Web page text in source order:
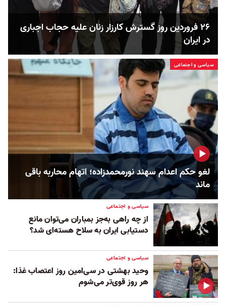
۲۶ فروردین روز گسترش کارزار زنان علیه حجاب اجباری
در ایران
سیاسی و اجتماعی
لغو حکم اعدام سهند نورمحمدزاده؛ اتهام محاربه باقی
ماند
سیاسی و اجتماعی
از چه راهی به‌جز بمباران می‌توان مانع
دستیابی ایران به سلاح هسته‌ای شد؟
سیاسی و اجتماعی
وحید بهشتی در سی‌امین روز اعتصاب غذا:
هر روز قوی‌تر می‌شوم